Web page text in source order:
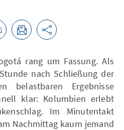
rang um Fassung. Als
nach Schließung der
belastbaren Ergebnisse
klar: Kolumbien erlebt
Im Minutentakt
Nachmittag kaum jemand